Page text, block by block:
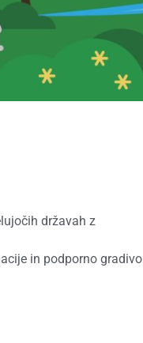
državah z
in podporno gradivo